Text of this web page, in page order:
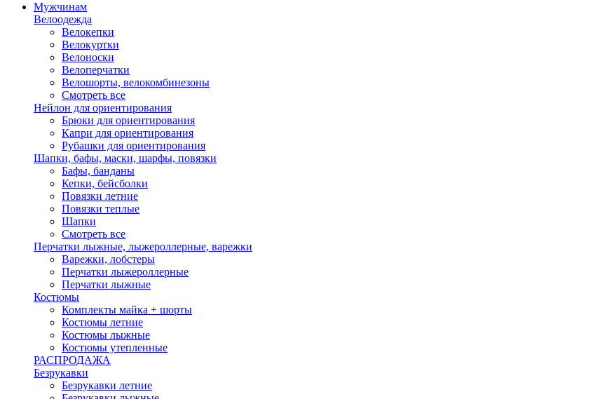
Мужчинам
Велоодежда
Велокепки
Велокуртки
Велоноски
Велоперчатки
Велошорты, велокомбинезоны
Смотреть все
Нейлон для ориентирования
Брюки для ориентирования
Капри для ориентирования
Рубашки для ориентирования
Шапки, бафы, маски, шарфы, повязки
Бафы, банданы
Кепки, бейсболки
Повязки летние
Повязки теплые
Шапки
Смотреть все
Перчатки лыжные, лыжероллерные, варежки
Варежки, лобстеры
Перчатки лыжероллерные
Перчатки лыжные
Костюмы
Комплекты майка + шорты
Костюмы летние
Костюмы лыжные
Костюмы утепленные
РАСПРОДАЖА
Безрукавки
Безрукавки летние